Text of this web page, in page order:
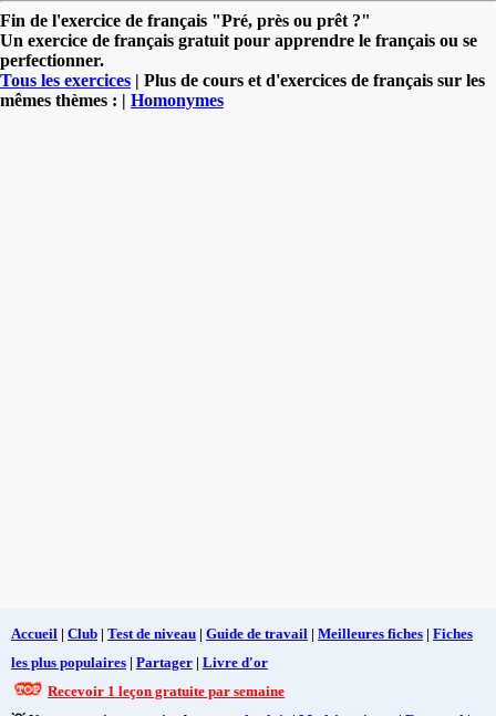
Fin de l'exercice de français "Pré, près ou prêt ?"
Un exercice de français gratuit pour apprendre le français ou se
perfectionner.
Tous les exercices | Plus de cours et d'exercices de français sur les
mêmes thèmes : | Homonymes
Accueil | Club | Test de niveau | Guide de travail | Meilleures fiches | Fiches
les plus populaires | Partager | Livre d'or
Recevoir 1 leçon gratuite par semaine